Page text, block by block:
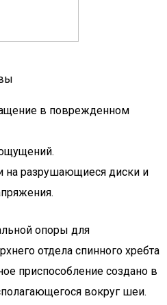
в поврежденном
на разрушающиеся диски и
опоры для
отдела спинного хребта
приспособление создано в
вокруг шеи.